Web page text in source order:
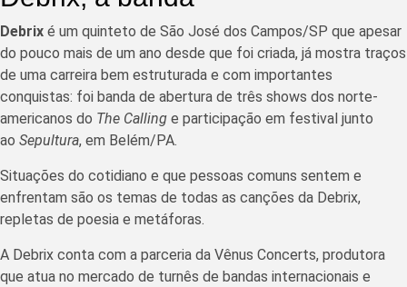
Debrix é um quinteto de São José dos Campos/SP que apesar
do pouco mais de um ano desde que foi criada, já mostra traços
de uma carreira bem estruturada e com importantes
conquistas: foi banda de abertura de três shows dos norte-
americanos do The Calling e participação em festival junto
ao Sepultura, em Belém/PA.
Situações do cotidiano e que pessoas comuns sentem e
enfrentam são os temas de todas as canções da Debrix,
repletas de poesia e metáforas.
A Debrix conta com a parceria da Vênus Concerts, produtora
que atua no mercado de turnês de bandas internacionais e